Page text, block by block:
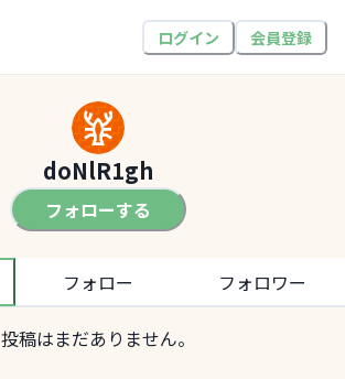
ログイン 会員登録
doNlR1gh
フォローする
フォロー フォロワー
投稿はまだありません。